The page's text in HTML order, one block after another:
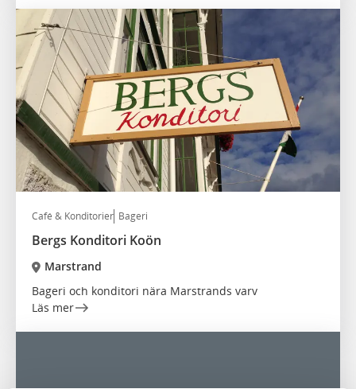
Café & Konditorier Bageri
Bergs Konditori Koön
Marstrand
Bageri och konditori nära Marstrands varv
Läs mer